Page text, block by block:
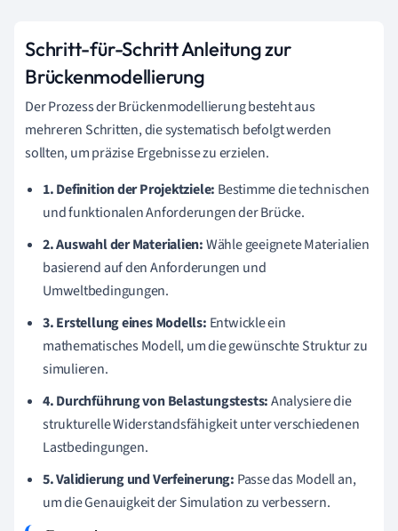
Schritt-für-Schritt Anleitung zur
Brückenmodellierung
Der Prozess der Brückenmodellierung besteht aus
mehreren Schritten, die systematisch befolgt werden
sollten, um präzise Ergebnisse zu erzielen.
1. Definition der Projektziele: Bestimme die technischen
und funktionalen Anforderungen der Brücke.
2. Auswahl der Materialien:Wähle geeignete Materialien
basierend auf den Anforderungen und
Umweltbedingungen.
3. Erstellung eines Modells: Entwickle ein
mathematisches Modell, um die gewünschte Struktur zu
simulieren.
4. Durchführung von Belastungstests:Analysiere die
strukturelle Widerstandsfähigkeit unter verschiedenen
Lastbedingungen.
5. Validierung und Verfeinerung: Passe das Modell an,
um die Genauigkeit der Simulation zu verbessern.